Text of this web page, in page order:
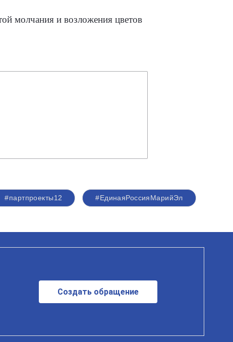
молчания и возложения цветов
#партпроекты12 #ЕдинаяРоссияМарийЭл
Создать обращение